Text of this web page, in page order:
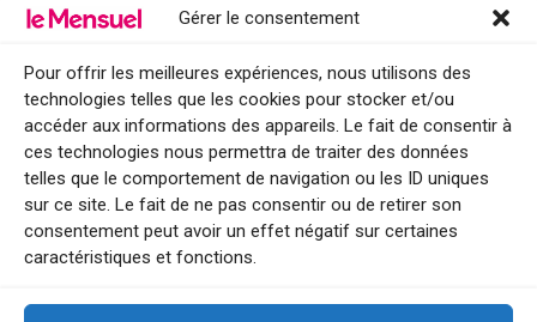
Gérer le consentement
Pour offrir les meilleures expériences, nous utilisons des
technologies telles que les cookies pour stocker et/ou
accéder aux informations des appareils. Le fait de consentir à
ces technologies nous permettra de traiter des données
telles que le comportement de navigation ou les ID uniques
sur ce site. Le fait de ne pas consentir ou de retirer son
consentement peut avoir un effet négatif sur certaines
caractéristiques et fonctions.
Points de diffusion Var et Alpes-Maritimes : oû trouver Le Mensuel ?
Le Mensuel en PDF : consultez le magazine en ligne
Qui sommes-nous ?
BFM Top Sorties
EVENT
Tourisme week-end : envie de vous évader le temps d’un week-end ou
Explorez nos bonnes adresses